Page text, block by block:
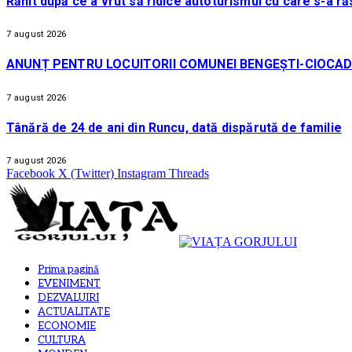
7 august 2026
ANUNȚ PENTRU LOCUITORII COMUNEI BENGEȘTI-
7 august 2026
Tânără de 24 de ani din Runcu, dată dispărută de familie
7 august 2026
Facebook X (Twitter) Instagram Threads
Prima pagină
EVENIMENT
DEZVALUIRI
ACTUALITATE
ECONOMIE
CULTURA